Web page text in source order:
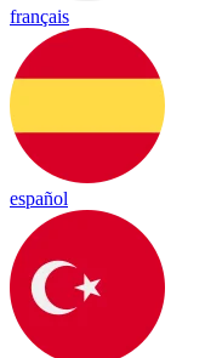
français
español